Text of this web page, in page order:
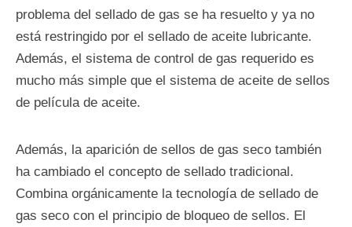
problema del sellado de gas se ha resuelto y ya no
está restringido por el sellado de aceite lubricante.
Además, el sistema de control de gas requerido es
mucho más simple que el sistema de aceite de sellos
de película de aceite.
Además, la aparición de sellos de gas seco también
ha cambiado el concepto de sellado tradicional.
Combina orgánicamente la tecnología de sellado de
gas seco con el principio de bloqueo de sellos. El